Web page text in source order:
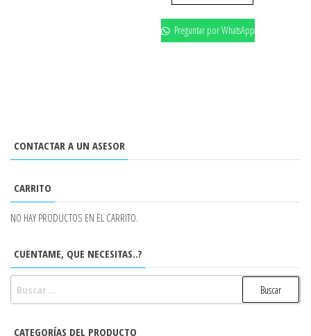
Preguntar por WhatsApp
CONTACTAR A UN ASESOR
CARRITO
NO HAY PRODUCTOS EN EL CARRITO.
CUENTAME, QUE NECESITAS..?
CATEGORÍAS DEL PRODUCTO